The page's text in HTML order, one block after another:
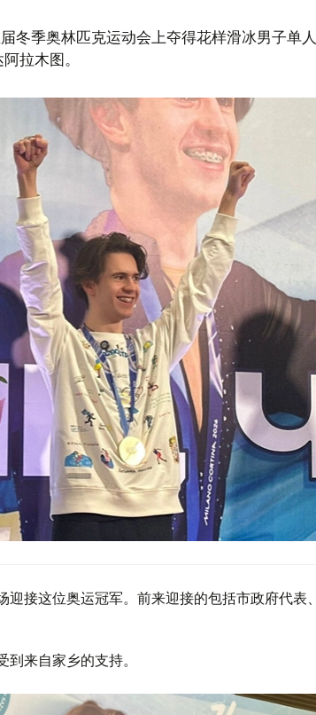
冬季奥林匹克运动会上夺得花样滑冰男子单人
拉木图。
接这位奥运冠军。前来迎接的包括市政府代表、
来自家乡的支持。